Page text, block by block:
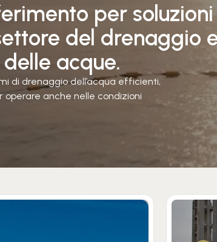
per soluzioni
del drenaggio
acque.
di drenaggio dell’acqua efficienti,
operare anche nelle condizioni